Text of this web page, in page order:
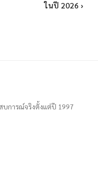
ในปี 2026 ›
สบการณ์จริงตั้งแต่ปี 1997